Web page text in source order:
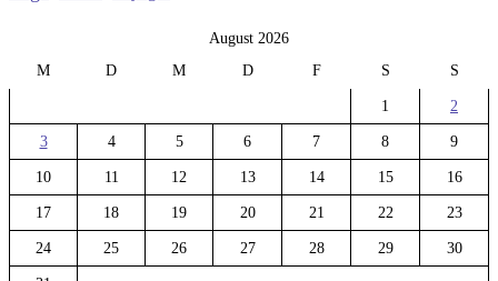
August 2026
M
D M D F S S
1 2
3 4 5 6 7 8 9
10 11 12 13 14 15 16
17 18 19 20 21 22 23
24 25 26 27 28 29 30